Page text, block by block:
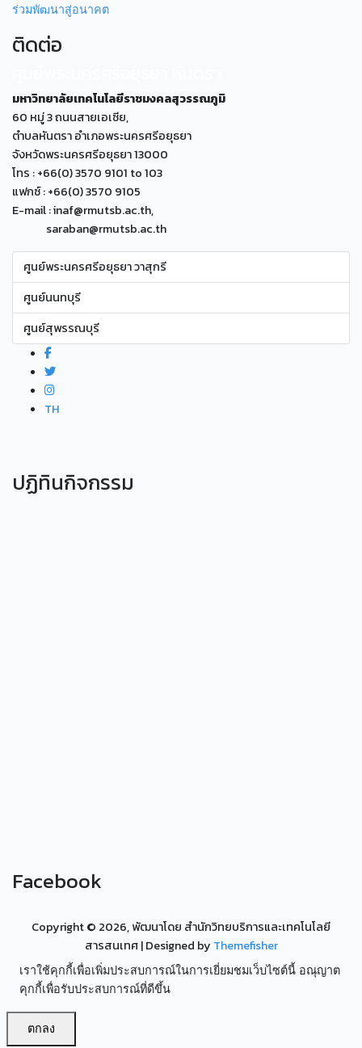
ร่วมพัฒนาสู่อนาคต
ติดต่อ
มหาวิทยาลัยเทคโนโลยีราชมงคลสุวรรณภูมิ
60 หมู่ 3 ถนนสายเอเซีย,
ตำบลหันตรา อำเภอพระนครศรีอยุธยา
จังหวัดพระนครศรีอยุธยา 13000
โทร : +66(0) 3570 9101 to 103
แฟกซ์ : +66(0) 3570 9105
E-mail : inaf@rmutsb.ac.th,
saraban@rmutsb.ac.th
ศูนย์พระนครศรีอยุธยา วาสุกรี
ศูนย์นนทบุรี
ศูนย์สุพรรณบุรี
TH
ปฏิทินกิจกรรม
Facebook
Copyright © 2026, พัฒนาโดย สำนักวิทยบริการและเทคโนโลยี
สารสนเทศ| Designed by Themefisher
เราใช้คุกกี้เพื่อเพิ่มประสบการณ์ในการเยี่ยมชมเว็บไซต์นี้ อณุญาต
คุกกี้เพื่อรับประสบการณ์ที่ดีขึ้น
ตกลง